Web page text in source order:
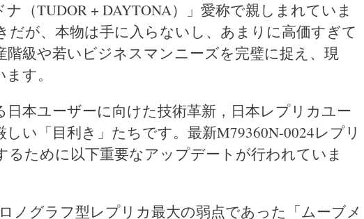
（TUDOR + DAYTONA）」愛称で親しまれていま
が、本物は手に入らないし、あまりに高価すぎて
階級や若いビジネスマンニーズを完璧に捉え、現
す。
日本ユーザーに向けた技術革新，日本レプリカユー
い「目利き」たちです。最新M79360N-0024レプリ
ために以下重要なアップデートが行われていま
ノグラフ型レプリカ最大の弱点であった「ムーブメ